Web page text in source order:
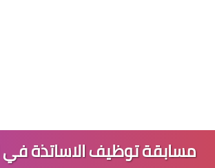
مسابقة توظيف الاساتذة في